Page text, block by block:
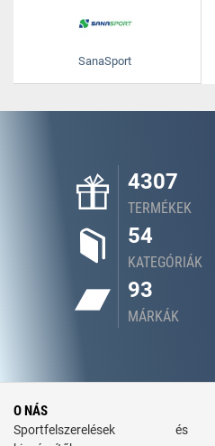
SanaSport
4307
TERMÉKEK
54
KATEGÓRIÁK
93
MÁRKÁK
O NÁS
Sportfelszerelések és